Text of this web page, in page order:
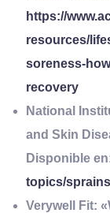
https://
resources/
soreness-
recovery
National
and Skin
Disponible
topics/
Verywell Fit: